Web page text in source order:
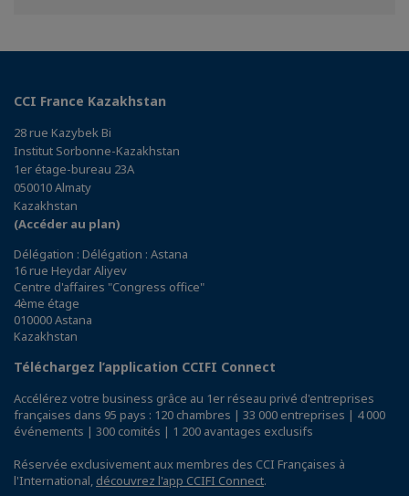
CCI France Kazakhstan
28 rue Kazybek Bi
Institut Sorbonne-Kazakhstan
1er étage-bureau 23A
050010 Almaty
Kazakhstan
(Accéder au plan)
Délégation : Délégation : Astana
16 rue Heydar Aliyev
Centre d'affaires "Congress office"
4ème étage
010000 Astana
Kazakhstan
Téléchargez l’application CCIFI Connect
Accélérez votre business grâce au 1er réseau privé d'entreprises
françaises dans 95 pays : 120 chambres | 33 000 entreprises | 4 000
événements | 300 comités | 1 200 avantages exclusifs
Réservée exclusivement aux membres des CCI Françaises à
l'International, découvrez l'app CCIFI Connect.